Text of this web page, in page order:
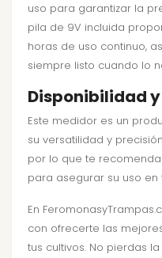
uso para garantizar la
pila de 9V incluida
horas de uso continuo,
siempre listo cuando lo
Disponibilidad
Este medidor es un
su versatilidad y
por lo que te
para asegurar su uso
En
con ofrecerte las
tus cultivos. No pierdas